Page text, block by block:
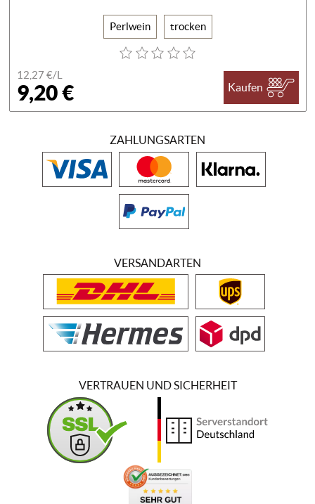
Perlwein trocken
12,27 €/L
9,20 € Kaufen
ZAHLUNGSARTEN
VERSANDARTEN
VERTRAUEN UND SICHERHEIT